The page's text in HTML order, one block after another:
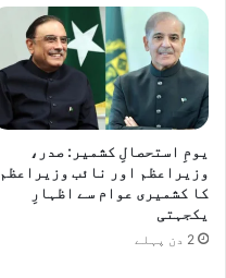
یومِ استحصالِ کشمیر: صدر،
وزیراعظم اور نائب وزیراعظم
کا کشمیری عوام سے اظہارِ
یکجہتی
2 دن پہلے